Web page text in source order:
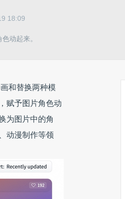
18:09
动起来。
和替换两种模
赋予图片角色动
为图片中的角
动漫制作等领